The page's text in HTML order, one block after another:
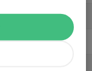
-1
-22